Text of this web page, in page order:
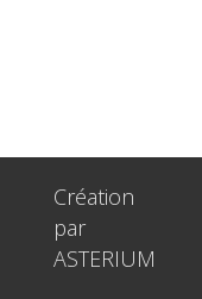
Création
par
ASTERIUM